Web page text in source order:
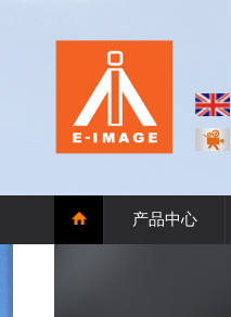
产品中心